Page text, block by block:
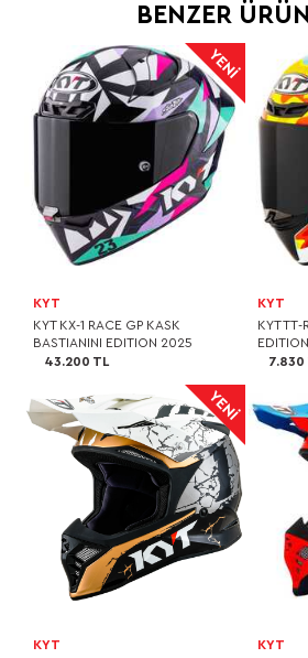
BENZER
KYT
KYT KX-1 RACE GP KASK
BASTIANINI EDITION 2025
43.200 TL
KYT
KYT TT-
7.830
KYT
KYT